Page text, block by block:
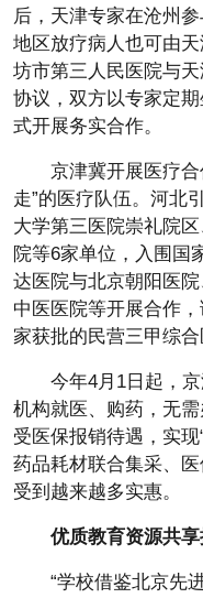
后，天津专家在沧州
地区放疗病人也可由
坊市第三人民医院与
协议，双方以专家定
式开展务实合作。
京津冀开展医疗
走”的医疗队伍。河北
大学第三医院崇礼院
院等6家单位，入围国
达医院与北京朝阳医
中医医院等开展合作
家获批的民营三甲综合
今年4月1日起，
机构就医、购药，无
受医保报销待遇，实现
药品耗材联合集采、
受到越来越多实惠。
优质教育资源共
“学校借鉴北京先